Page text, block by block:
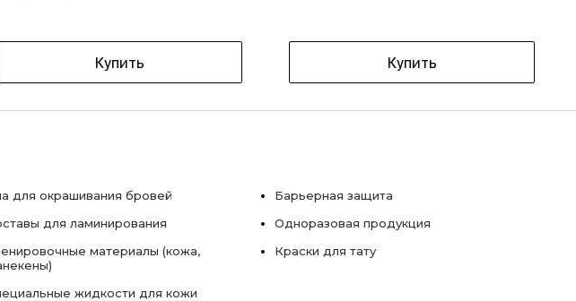
Купить Купить
для окрашивания бровей
для ламинирования
материалы (кожа,
жидкости для кожи
Барьерная защита
Одноразовая продукция
Краски для тату